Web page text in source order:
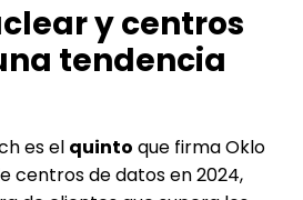
y centros
tendencia
es el quinto que firma Oklo
centros de datos en 2024,